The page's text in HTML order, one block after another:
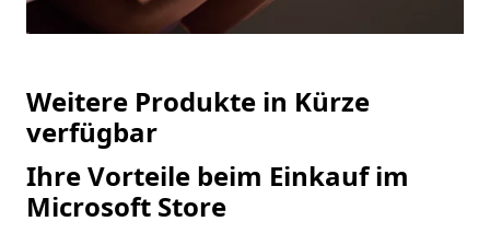
Weitere Produkte in Kürze
verfügbar
Ihre Vorteile beim Einkauf im
Microsoft Store